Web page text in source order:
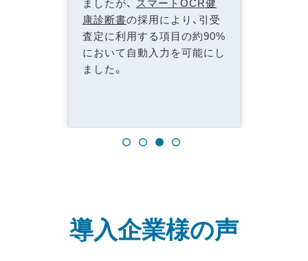
ましたが、
スマートOCR健
康診断書の採用により、引受
査定に利用する項目の約90%
において自動入力を可能にし
ました。
導入企業様の声